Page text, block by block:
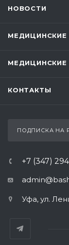
НОВОСТИ
МЕДИЦИНСКИЕ
КОНТАКТЫ
ПОДПИСКА НА
+7 (347)
Уфа, ул.